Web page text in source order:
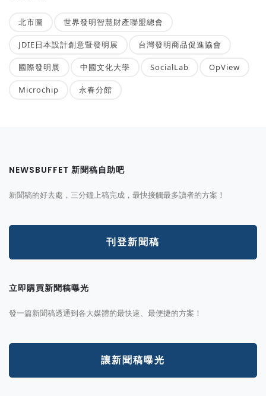
北市圖 世界發明智慧財產聯盟總會
JDIE日本設計創意暨發明展 台灣發明商品促進協會
國際發明展 中國文化大學 SocialLab OpView
Microchip 永春分館
NEWSBUFFET 新聞稿自助吧
新聞稿的好去處，三分鐘上稿完成，最快接觸最多讀者的方案！
刊登新聞稿
立即購買新聞稿曝光
發一篇新聞稿透通到各大媒體的最快速、最便捷的方案！
讓新聞稿曝光